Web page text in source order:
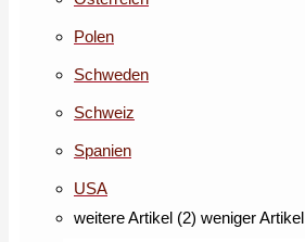
Polen
Schweden
Schweiz
Spanien
USA
weitere Artikel (2) weniger Artikel